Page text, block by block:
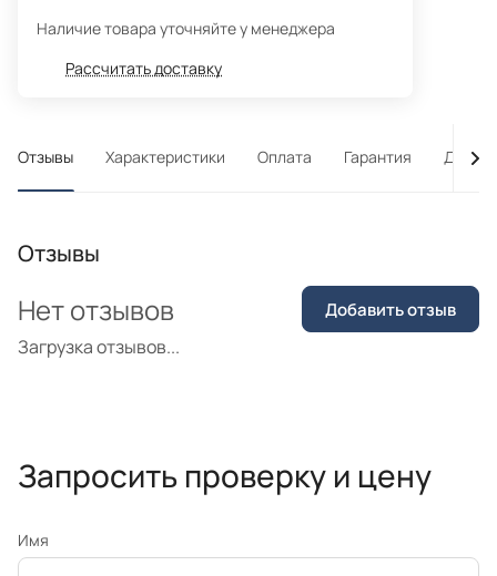
Наличие товара уточняйте у менеджера
Рассчитать доставку
Отзывы Характеристики Оплата Гарантия
Отзывы
Загрузка отзывов...
Нет отзывов Добавить отзыв
Запросить проверку и цену
Имя